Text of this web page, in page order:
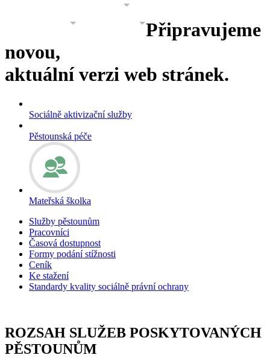
GALERIE
Připravujeme
novou,
aktuální verzi web stránek.
Sociálně aktivizační služby
Pěstounská péče
Mateřská školka
Služby pěstounům
Pracovníci
Časová dostupnost
Formy podání stížnosti
Ceník
Ke stažení
Standardy kvality sociálně právní ochrany
ROZSAH SLUŽEB POSKYTOVANÝCH
PĚSTOUNŮM